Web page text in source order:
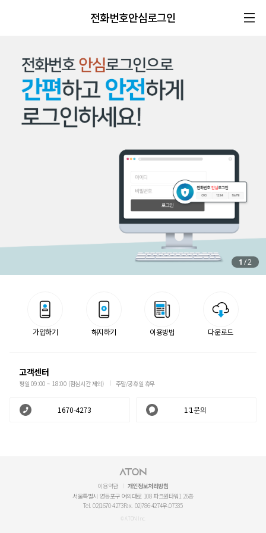
전화번호안심로그인
1 /2
가입하기 해지하기 이용방법 다운로드
고객센터
평일 09:00 ~ 18:00 (점심시간 제외) 주말/공휴일 휴무
1670-4273 1:1문의
이용약관
개인정보처리방침
서울특별시 영등포구 여의대로 108 파크원타워1 26층
Tel. 02)1670-4273Fax. 02)786-4274우.07335
© ATON Inc.